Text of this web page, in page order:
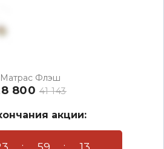
Матрас Флэш
800 41 143
акции: